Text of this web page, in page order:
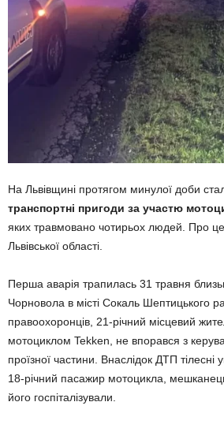
На Львівщині протягом минулої доби
транспортні пригоди за участю
яких травмовано чотирьох людей. Про це
Львівської області.
Перша аварія трапилась 31 травня
Чорновола в місті Сокаль Шептицького
правоохоронців, 21-річний місцевий
мотоциклом Tekken, не впорався з
проїзної частини. Внаслідок ДТП
18-річний пасажир мотоцикла,
його госпіталізували.